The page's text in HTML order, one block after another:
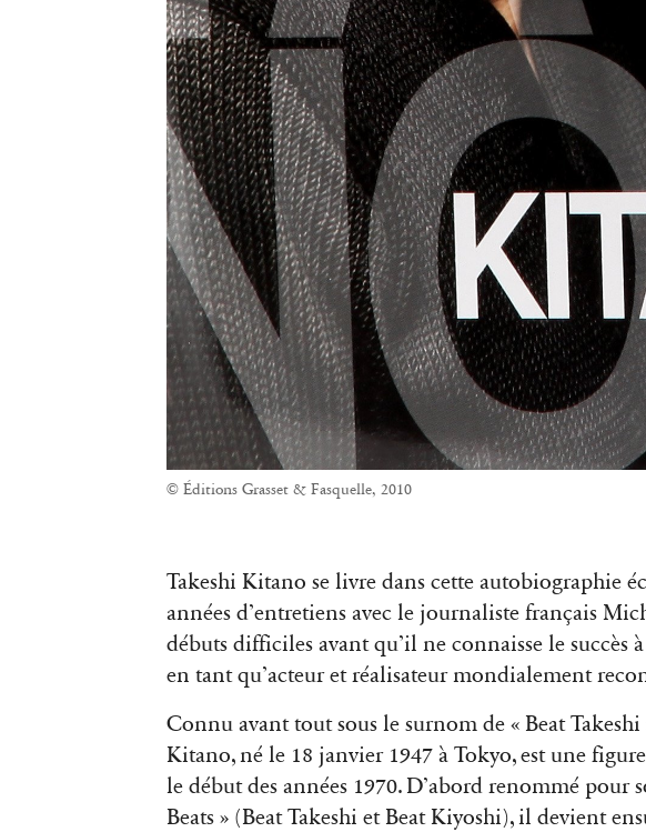
© Éditions Grasset & Fasquelle, 2010
Takeshi Kitano se livre dans cette autobiographie
années d’entretiens avec le journaliste français
débuts difficiles avant qu’il ne connaisse le succès
en tant qu’acteur et réalisateur mondialement
Connu avant tout sous le surnom de « Beat Takeshi
Kitano, né le 18 janvier 1947 à Tokyo, est une
le début des années 1970. D’abord renommé pour
Beats » (Beat Takeshi et Beat Kiyoshi), il devient